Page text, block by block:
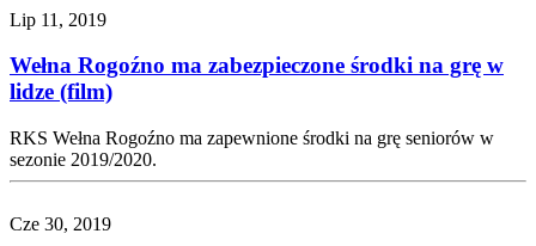
Lip 11, 2019
Wełna Rogoźno ma zabezpieczone środki na grę w
lidze (film)
RKS Wełna Rogoźno ma zapewnione środki na grę seniorów w
sezonie 2019/2020.
Cze 30, 2019